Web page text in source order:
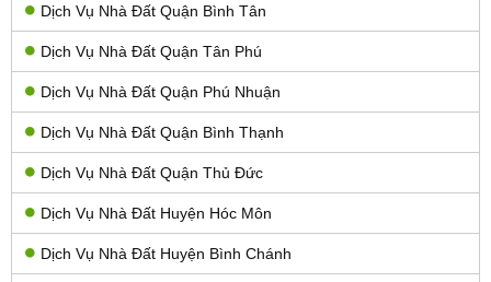
Dịch Vụ Nhà Đất Quận Bình Tân
Dịch Vụ Nhà Đất Quận Tân Phú
Dịch Vụ Nhà Đất Quận Phú Nhuận
Dịch Vụ Nhà Đất Quận Bình Thạnh
Dịch Vụ Nhà Đất Quận Thủ Đức
Dịch Vụ Nhà Đất Huyện Hóc Môn
Dịch Vụ Nhà Đất Huyện Bình Chánh